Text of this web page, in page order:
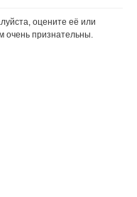
питания
питания
оцените её или
очень признательны.